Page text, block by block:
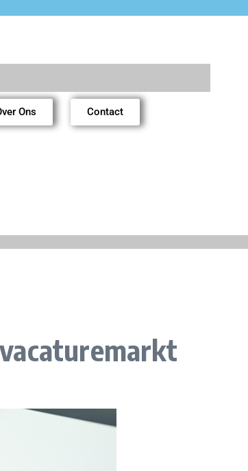
Ons Contact